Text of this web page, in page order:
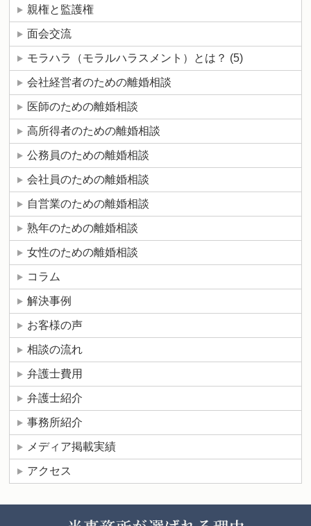
親権と監護権
面会交流
モラハラ（モラルハラスメント）とは？ (5)
会社経営者のための離婚相談
医師のための離婚相談
高所得者のための離婚相談
公務員のための離婚相談
会社員のための離婚相談
自営業のための離婚相談
熟年のための離婚相談
女性のための離婚相談
コラム
解決事例
お客様の声
相談の流れ
弁護士費用
弁護士紹介
事務所紹介
メディア掲載実績
アクセス